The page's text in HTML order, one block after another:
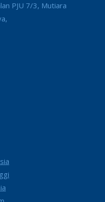
PJU 7/3, Mutiara